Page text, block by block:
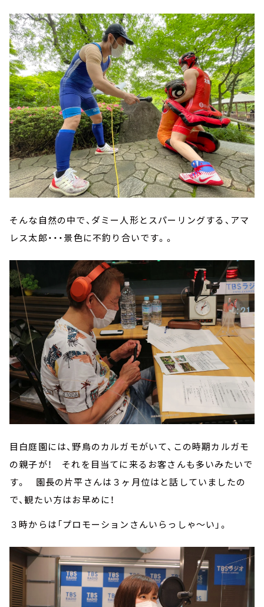
そんな自然の中で、ダミー人形とスパーリングする、アマ
レス太郎・・・景色に不釣り合いです。。
目白庭園には、野鳥のカルガモがいて、この時期カルガモ
の親子が！ それを目当てに来るお客さんも多いみたいで
す。 園長の片平さんは３ヶ月位はと話していましたの
で、観たい方はお早めに！
３時からは「プロモーションさんいらっしゃ～い」。